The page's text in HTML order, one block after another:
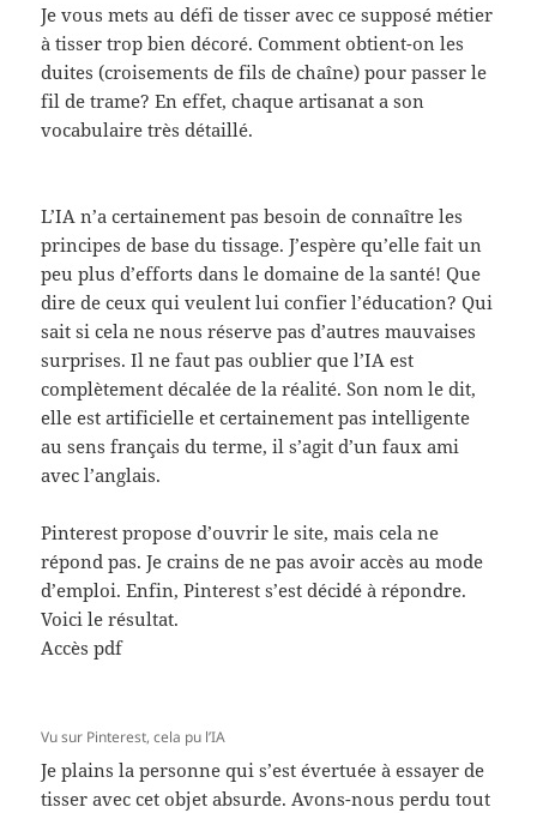
Je vous mets au défi de tisser avec ce supposé métier
à tisser trop bien décoré. Comment obtient-on les
duites (croisements de fils de chaîne) pour passer le
fil de trame? En effet, chaque artisanat a son
vocabulaire très détaillé.
L’IA n’a certainement pas besoin de connaître les
principes de base du tissage. J’espère qu’elle fait un
peu plus d’efforts dans le domaine de la santé! Que
dire de ceux qui veulent lui confier l’éducation? Qui
sait si cela ne nous réserve pas d’autres mauvaises
surprises. Il ne faut pas oublier que l’IA est
complètement décalée de la réalité. Son nom le dit,
elle est artificielle et certainement pas intelligente
au sens français du terme, il s’agit d’un faux ami
avec l’anglais.
Pinterest propose d’ouvrir le site, mais cela ne
répond pas. Je crains de ne pas avoir accès au mode
d’emploi. Enfin, Pinterest s’est décidé à répondre.
Voici le résultat.
Accès pdf
Vu sur Pinterest, cela pu l’IA
Je plains la personne qui s’est évertuée à essayer de
tisser avec cet objet absurde. Avons-nous perdu tout